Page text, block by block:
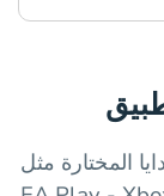
المختارة مثل